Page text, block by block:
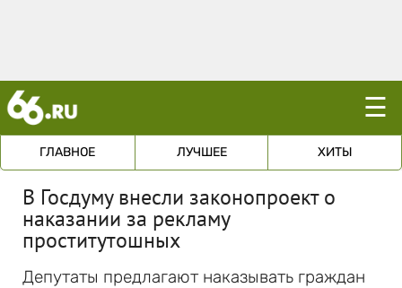
☰
ГЛАВНОЕ ЛУЧШЕЕ ХИТЫ
В Госдуму внесли законопроект о
наказании за рекламу
проститутошных
Депутаты предлагают наказывать граждан